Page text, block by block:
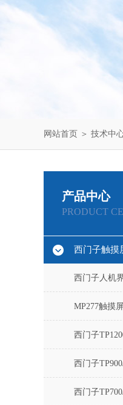
网站首页 ＞ 技术中
产品中心
PRODUCT
西门子触摸
西门子人机
MP277触摸
西门子
西门子
西门子